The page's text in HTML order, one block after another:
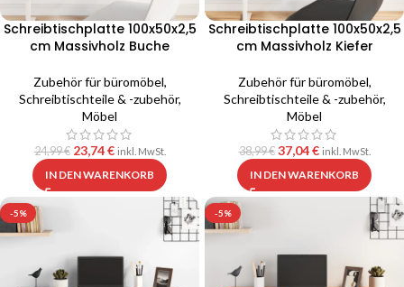
Schreibtischplatte 100x50x2,5
cm Massivholz Buche
Zubehör für büromöbel,
Schreibtischteile & -zubehör,
Möbel
24,99€ 23,74€ inkl. MwSt.
IN DEN WARENKORB
Schreibtischplatte 100x50x2,5
cm Massivholz Kiefer
Zubehör für büromöbel,
Schreibtischteile & -zubehör,
Möbel
38,99€ 37,04€ inkl. MwSt.
IN DEN WARENKORB
-5% -5%